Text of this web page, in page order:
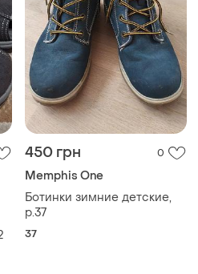
450 грн 0
Memphis One
Ботинки зимние детские,
р.37
37